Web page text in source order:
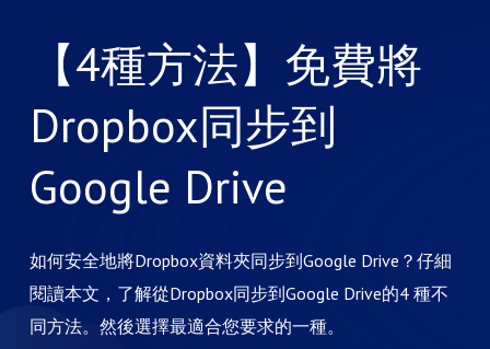
【4種方法】免費將
Dropbox同步到
Google Drive
如何安全地將Dropbox資料夾同步到Google Drive？仔細
閱讀本文，了解從Dropbox同步到Google Drive的4 種不
同方法。然後選擇最適合您要求的一種。